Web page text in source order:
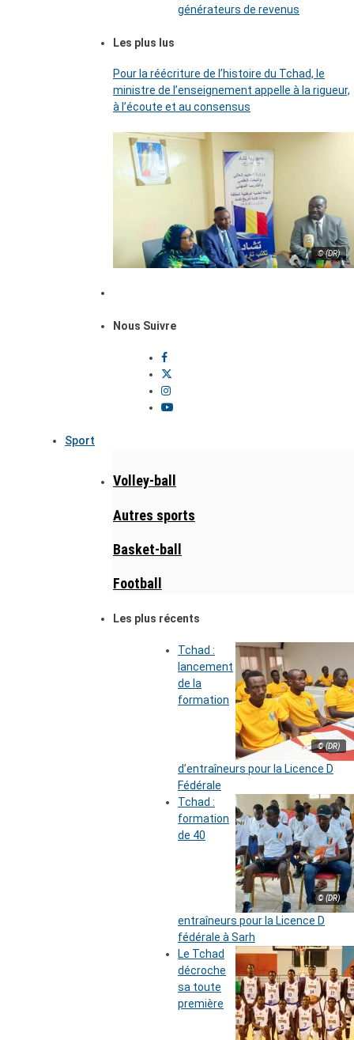
générateurs de revenus
Les plus lus
Pour la réécriture de l’histoire du Tchad, le
ministre de l’enseignement appelle à la rigueur,
à l’écoute et au consensus
© (DR)
Nous Suivre
Sport
Volley-ball
Autres sports
Basket-ball
Football
Les plus récents
© (DR)
Tchad :
lancement
de la
formation
d’entraîneurs pour la Licence D
Fédérale
© (DR)
Tchad :
formation
de 40
entraîneurs pour la Licence D
fédérale à Sarh
Le Tchad
décroche
sa toute
première